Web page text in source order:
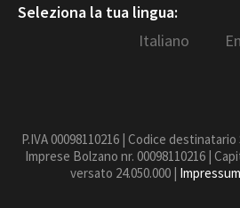
Seleziona la tua lingua:
Italiano
P.IVA 00098110216 | Codice
Imprese Bolzano nr. 00098110216 |
versato 24.050.000 | Impressum